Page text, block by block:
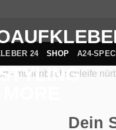
24 SHOP A24-
Dein